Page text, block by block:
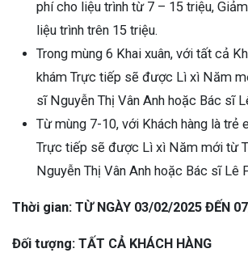
phí cho liệu trình từ 7 – 15 triệu,
liệu trình trên 15 triệu.
Trong mùng 6 Khai xuân, với tất cả
khám Trực tiếp sẽ được Lì xì Năm
sĩ Nguyễn Thị Vân Anh hoặc Bác sĩ
Từ mùng 7-10, với Khách hàng là trẻ
Trực tiếp sẽ được Lì xì Năm mới từ
Nguyễn Thị Vân Anh hoặc Bác sĩ Lê
Thời gian: TỪ NGÀY 03/02/2025 ĐẾN
Đối tượng: TẤT CẢ KHÁCH HÀNG